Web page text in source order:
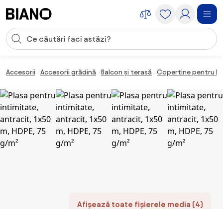
Introducerea căutării
Accesorii Accesorii grădină Balcon și terasă Copertine pentru
Afișează toate fișierele media (4)